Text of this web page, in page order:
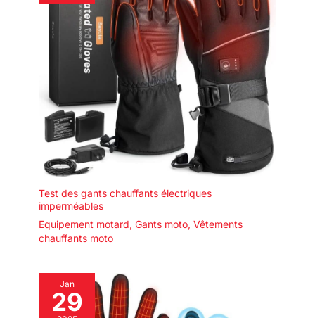
Test des gants chauffants électriques
imperméables
Equipement motard, Gants moto, Vêtements
chauffants moto
Jan
29